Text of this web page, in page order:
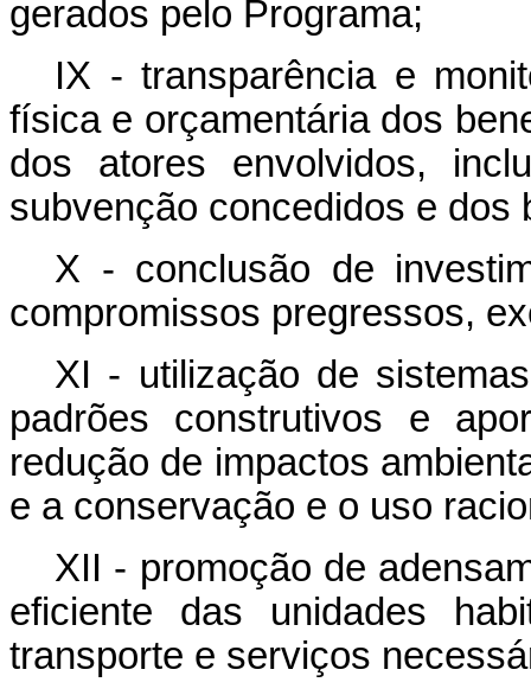
gerados pelo Programa;
IX - transparência e
física e orçamentária dos
dos atores envolvidos,
subvenção concedidos e dos
X - conclusão de
compromissos pregressos,
XI - utilização de
padrões construtivos e
redução de impactos
e a conservação e o uso
XII - promoção de
eficiente das unidades
transporte e serviços